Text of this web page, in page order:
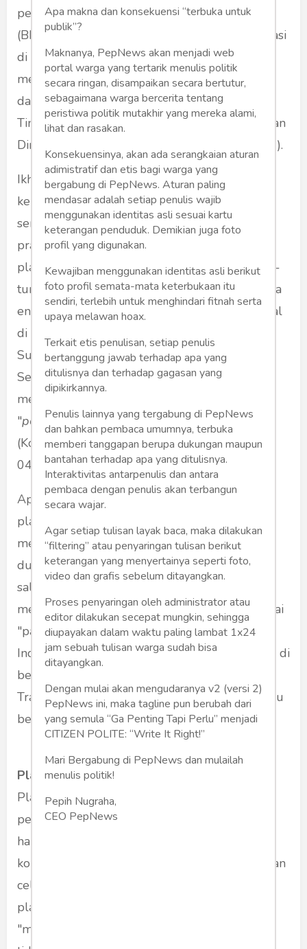
perguruan tinggi Badan Hukum Milik Negara
(BHMN) turun tangan dan melakukan koordinasi
di kampus UGM. Kemendiknas pun akhirnya
mengeluarkan peraturan tentang Pencegahan
dan Penanggulangan Plagiat di Perguruan
Tinggi (2010). Disusul kemudian dengan edaran
Dirjen Dikti tentang validasi karya ilmiah (2011).
Ikhtiar yuridis-formal dengan sanksi tegas
kepada setiap pelanggarnya, tidak dengan
sendirinya mengurangi atau menghentikan
praktik plagiarisme. Tragedi demi tragedi
plagiarisme masih saja terjadi. Secara berturut-
turut, sejak 2014 hingga saat ini, setidaknya ada
enam berita plagiarism di sejumlah PT terkenal
di Bandung, Jakarta, Aceh, Malang, Yogyakarta,
Surabaya, Solo, Bogor, Kendari, Banda Aceh,
Semarang, dan Medan. Bahkan di antaranya
melibatkan Rektor dengan dugaan
"persekongkolan akademisi dan politikus"
(Kompas.com, 02/10/2017; Tempo.co,
04/02/2021).
Apapun penyelesaian akhir kasus-kasus
plagiarisme tersebut, hal ini merupakan
mendung kelabu, tragedi yang menyelimuti
dunia akademik dan intelektualitas kita. Tak
salah, jika Damanik (Kompas.com, 19/02/2010)
menyebut plagiarisme sudah mewabah sebagai
"pandemi" yang tidak hanya terjadi di PT di
Indonesia, tetapi juga di PT besar dan tersohor di
berbagai negara seperti Amerika dan Inggris.
Tragisnya, di antara para plagiatnya adalah guru
besar (profesor).
Plagiarisme dan Kebaruan
Plagiarisme, kata Riyanto merupakan “tindakan
pencurian kreativitas intelektual, mencuri hak-
hak kebebasan orang lain, dan memiliki
konsekuensi etis-deontologis sebagai perbuatan
cela" (Kompas.com, 24/02/2010). Self-
plagiarisme kata pengamat politik Gerung
"membuat ilmu pengetahuan tidak tumbuh,
Apa makna dan konsekuensi “terbuka untuk
publik”?
Maknanya, PepNews akan menjadi web
portal warga yang tertarik menulis politik
secara ringan, disampaikan secara bertutur,
sebagaimana warga bercerita tentang
peristiwa politik mutakhir yang mereka alami,
lihat dan rasakan.
Konsekuensinya, akan ada serangkaian aturan
adimistratif dan etis bagi warga yang
bergabung di PepNews. Aturan paling
mendasar adalah setiap penulis wajib
menggunakan identitas asli sesuai kartu
keterangan penduduk. Demikian juga foto
profil yang digunakan.
Kewajiban menggunakan identitas asli berikut
foto profil semata-mata keterbukaan itu
sendiri, terlebih untuk menghindari fitnah serta
upaya melawan hoax.
Terkait etis penulisan, setiap penulis
bertanggung jawab terhadap apa yang
ditulisnya dan terhadap gagasan yang
dipikirkannya.
Penulis lainnya yang tergabung di PepNews
dan bahkan pembaca umumnya, terbuka
memberi tanggapan berupa dukungan maupun
bantahan terhadap apa yang ditulisnya.
Interaktivitas antarpenulis dan antara
pembaca dengan penulis akan terbangun
secara wajar.
Agar setiap tulisan layak baca, maka dilakukan
“filtering” atau penyaringan tulisan berikut
keterangan yang menyertainya seperti foto,
video dan grafis sebelum ditayangkan.
Proses penyaringan oleh administrator atau
editor dilakukan secepat mungkin, sehingga
diupayakan dalam waktu paling lambat 1x24
jam sebuah tulisan warga sudah bisa
ditayangkan.
Dengan mulai akan mengudaranya v2 (versi 2)
PepNews ini, maka tagline pun berubah dari
yang semula “Ga Penting Tapi Perlu” menjadi
CITIZEN POLITE: “Write It Right!”
Mari Bergabung di PepNews dan mulailah
menulis politik!
Pepih Nugraha,
CEO PepNews